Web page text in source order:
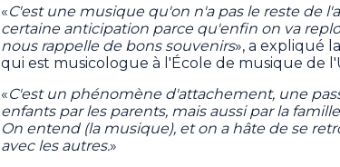
«C'est une musique qu'on n'a pas le reste de
certaine anticipation parce qu'enfin on va
nous rappelle de bons souvenirs», a expliqué
qui est musicologue à l'École de musique de
«C'est un phénomène d'attachement, une
enfants par les parents, mais aussi par la
On entend (la musique), et on a hâte de se
avec les autres.»